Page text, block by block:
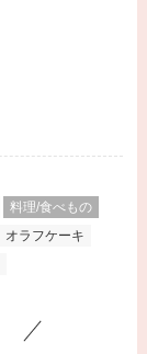
料理/食べもの
オラフケーキ